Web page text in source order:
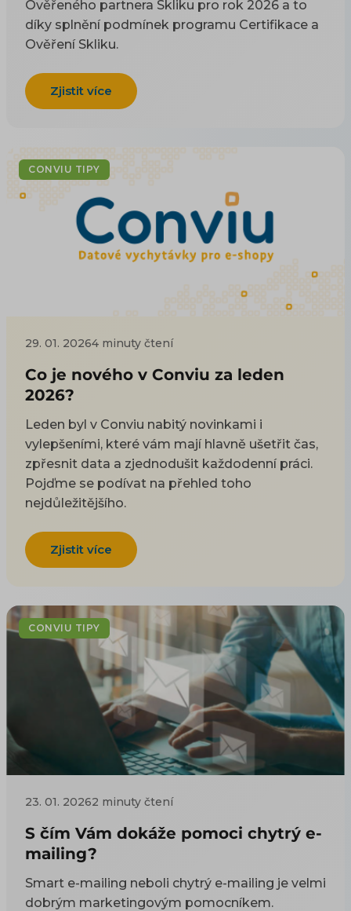
Ověřeného partnera Skliku pro rok 2026 a to
díky splnění podmínek programu Certifikace a
Ověření Skliku.
Zjistit více
CONVIU TIPY
29. 01. 20264 minuty čtení
Co je nového v Conviu za leden
2026?
Leden byl v Conviu nabitý novinkami i
vylepšeními, které vám mají hlavně ušetřit čas,
zpřesnit data a zjednodušit každodenní práci.
Pojďme se podívat na přehled toho
nejdůležitějšího.
Zjistit více
CONVIU TIPY
23. 01. 20262 minuty čtení
S čím Vám dokáže pomoci chytrý e-
mailing?
Smart e-mailing neboli chytrý e-mailing je velmi
dobrým marketingovým pomocníkem.